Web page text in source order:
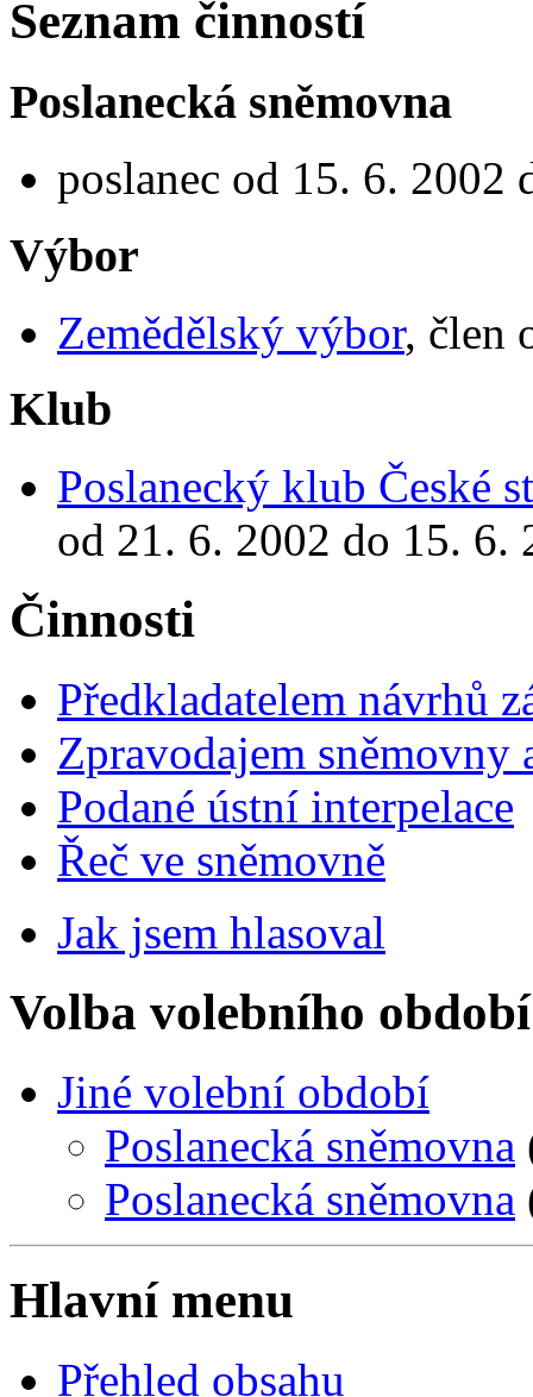
Seznam činností
Poslanecká sněmovna
poslanec od 15. 6. 2002
Výbor
Zemědělský výbor, člen
Klub
Poslanecký klub České
od 21. 6. 2002 do 15. 6.
Činnosti
Předkladatelem návrhů
Zpravodajem
Podané ústní interpelace
Řeč ve sněmovně
Jak jsem hlasoval
Volba volebního období
Jiné volební období
Poslanecká sněmovna
Poslanecká sněmovna
Hlavní menu
Přehled obsahu